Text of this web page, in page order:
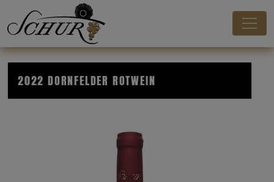
2022 DORNFELDER ROTWEIN